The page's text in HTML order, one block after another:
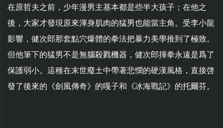
在原哲夫之前，少年漫男主基本都是些半大孩子；在他之
後，大家才發現原來渾身肌肉的猛男也能當主角。受李小龍
影響，健次郎那套點穴爆體的拳法把暴力美學推到了極致。
但他筆下的猛男不是無腦殺戮機器，健次郎揮拳永遠是爲了
保護弱小。這種在末世廢土中帶著悲憫的硬漢風格，直接啓
發了後來的《劍風傳奇》的嘎子和《冰海戰記》的托爾芬。